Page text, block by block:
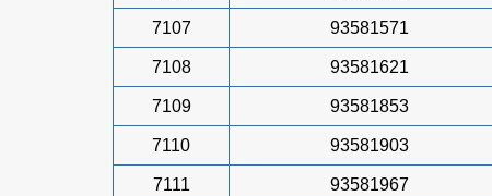
7107 93581571
7108 93581621
7109 93581853
7110 93581903
7111 93581967